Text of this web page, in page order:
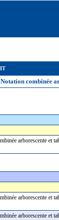
combinée
arborescente et
arborescente et
arborescente et